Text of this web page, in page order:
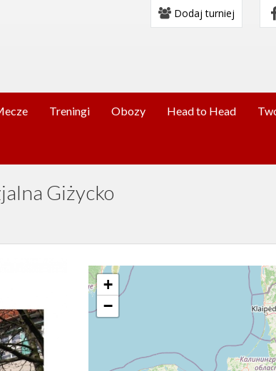
Dodaj turniej
Treningi Obozy Head to Head
Giżycko
+
−